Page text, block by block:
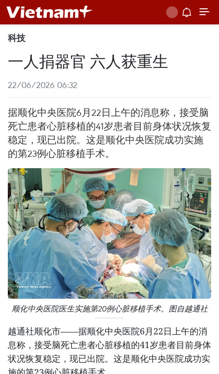
科技
一人捐器官 六人获重生
22/06/2026 06:32
据顺化中央医院6月22日上午的消息称，接受脑
死亡患者心脏移植的41岁患者目前身体状况恢复
稳定，现已出院。这是顺化中央医院成功实施
的第23例心脏移植手术。
顺化中央医院医生实施第20例心脏移植手术。图自越通社
越通社顺化市——据顺化中央医院6月22日上午的消
息称，接受脑死亡患者心脏移植的41岁患者目前身体
状况恢复稳定，现已出院。这是顺化中央医院成功实